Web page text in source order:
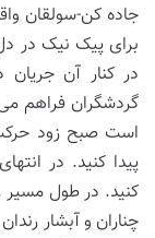
جاده کن-سولقان
برای پیک نیک در
در کنار آن
گردشگران فراهم
است صبح زود حرکت
پیدا کنید. در
کنید. در طول مسیر